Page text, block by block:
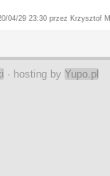
04/29 23:30 przez Krzysztof
· hosting by Yupo.pl